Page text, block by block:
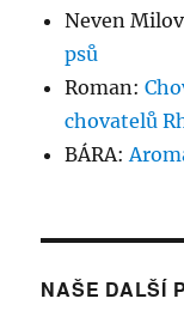
Neven
psů
Roman:
chovatelů
BÁRA:
NAŠE DALŠÍ